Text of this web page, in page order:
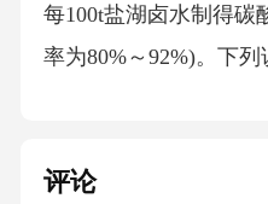
每100t盐湖卤水制得碳
率为80%～92%)。下
将氯化锂中混有的氯化
评论